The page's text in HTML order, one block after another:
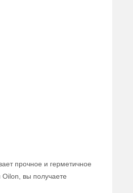
прочное и герметичное
вы получаете